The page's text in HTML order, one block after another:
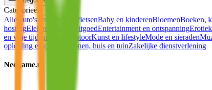
Categorieën
Alle Auto's, motoren en fietsenBaby en kinderenBloemenBoeken,
hostingElektronica en witgoedEntertainment en ontspanningErotiek
en vrije tijd Juridisch KantoorKunst en lifestyleMode en sieraden
opleiding en carrière
Wonen, huis en tuinZakelijke dienstverlening
Nedgame.nl